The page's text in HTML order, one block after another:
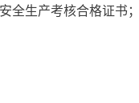
全生产考核合格证书；